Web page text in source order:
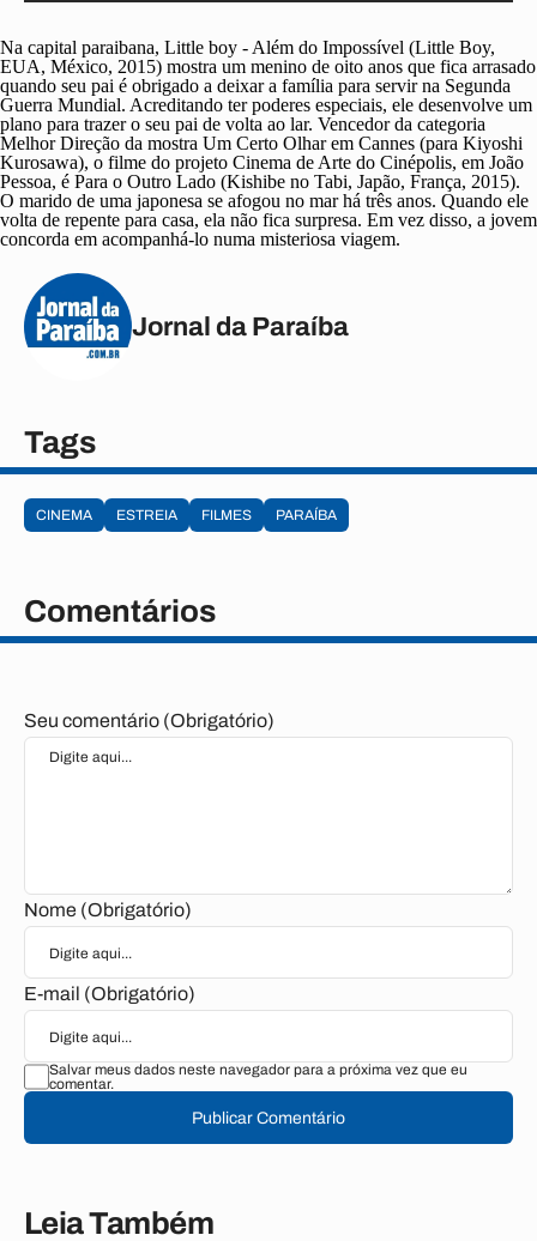
Na capital paraibana, Little boy - Além do Impossível (Little Boy,
EUA, México, 2015) mostra um menino de oito anos que fica arrasado
quando seu pai é obrigado a deixar a família para servir na Segunda
Guerra Mundial. Acreditando ter poderes especiais, ele desenvolve um
plano para trazer o seu pai de volta ao lar. Vencedor da categoria
Melhor Direção da mostra Um Certo Olhar em Cannes (para Kiyoshi
Kurosawa), o filme do projeto Cinema de Arte do Cinépolis, em João
Pessoa, é Para o Outro Lado (Kishibe no Tabi, Japão, França, 2015).
O marido de uma japonesa se afogou no mar há três anos. Quando ele
volta de repente para casa, ela não fica surpresa. Em vez disso, a jovem
concorda em acompanhá-lo numa misteriosa viagem.
Jornal da Paraíba
Tags
CINEMA ESTREIA FILMES PARAÍBA
Comentários
Seu comentário (Obrigatório)
Nome (Obrigatório)
E-mail (Obrigatório)
Salvar meus dados neste navegador para a próxima vez que eu
comentar.
Publicar Comentário
Leia Também